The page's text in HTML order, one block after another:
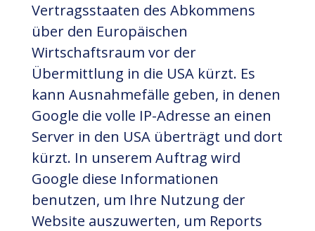
Vertragsstaaten des Abkommens
über den Europäischen
Wirtschaftsraum vor der
Übermittlung in die USA kürzt. Es
kann Ausnahmefälle geben, in denen
Google die volle IP-Adresse an einen
Server in den USA überträgt und dort
kürzt. In unserem Auftrag wird
Google diese Informationen
benutzen, um Ihre Nutzung der
Website auszuwerten, um Reports